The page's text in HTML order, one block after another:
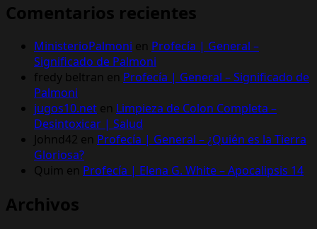
Comentarios recientes
MinisterioPalmoni en Profecía | General –
Significado de Palmoni
fredy beltran en Profecía | General – Significado de
Palmoni
jugos10.net en Limpieza de Colon Completa –
Desintoxicar | Salud
Johnd42 en Profecía | General – ¿Quién es la Tierra
Gloriosa?
Quim en Profecía | Elena G. White – Apocalipsis 14
Archivos